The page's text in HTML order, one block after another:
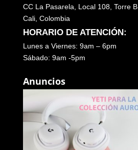
CC La Pasarela, Local 108, Torre B
Cali, Colombia
HORARIO DE ATENCIÓN:
Lunes a Viernes: 9am – 6pm
Sábado: 9am -5pm
Anuncios